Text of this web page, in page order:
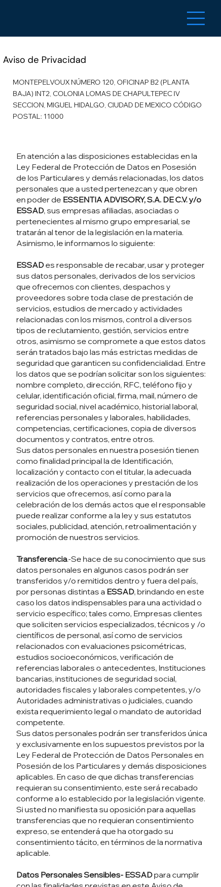
Aviso de Privacidad
MONTEPELVOUX NÚMERO 120, OFICINAP B2 (PLANTA
BAJA) INT2, COLONIA LOMAS DE CHAPULTEPEC IV
SECCION, MIGUEL HIDALGO, CIUDAD DE MEXICO CÓDIGO
POSTAL: 11000
En atención a las disposiciones establecidas en la
Ley Federal de Protección de Datos en Posesión
de los Particulares y demás relacionadas, los datos
personales que a usted pertenezcan y que obren
en poder de ESSENTIA ADVISORY, S.A. DE C.V. y/o
ESSAD, sus empresas afiliadas, asociadas o
pertenecientes al mismo grupo empresarial, se
tratarán al tenor de la legislación en la materia.
Asimismo, le informamos lo siguiente:
ESSADes responsable de recabar, usar y proteger
sus datos personales, derivados de los servicios
que ofrecemos con clientes, despachos y
proveedores sobre toda clase de prestación de
servicios, estudios de mercado y actividades
relacionadas con los mismos, control a diversos
tipos de reclutamiento, gestión, servicios entre
otros, asimismo se compromete a que estos datos
serán tratados bajo las más estrictas medidas de
seguridad que garanticen su confidencialidad. Entre
los datos que se podrían solicitar son los siguientes:
nombre completo, dirección, RFC, teléfono fijo y
celular, identificación oficial, firma, mail, número de
seguridad social, nivel académico, historial laboral,
referencias personales y laborales, habilidades,
competencias, certificaciones, copia de diversos
documentos y contratos, entre otros.
Sus datos personales en nuestra posesión tienen
como finalidad principal la de Identificación,
localización y contacto con el titular, la adecuada
realización de los operaciones y prestación de los
servicios que ofrecemos, así como para la
celebración de los demás actos que el responsable
puede realizar conforme a la ley y sus estatutos
sociales, publicidad, atención, retroalimentación y
promoción de nuestros servicios.
Transferencia.-Se hace de su conocimiento que sus
datos personales en algunos casos podrán ser
transferidos y/o remitidos dentro y fuera del país,
por personas distintas a ESSAD, brindando en este
caso los datos indispensables para una actividad o
servicio específico; tales como, Empresas clientes
que soliciten servicios especializados, técnicos y /o
científicos de personal, así como de servicios
relacionados con evaluaciones psicométricas,
estudios socioeconómicos, verificación de
referencias laborales o antecedentes, Instituciones
bancarias, instituciones de seguridad social,
autoridades fiscales y laborales competentes, y/o
Autoridades administrativas o judiciales, cuando
exista requerimiento legal o mandato de autoridad
competente.
Sus datos personales podrán ser transferidos única
y exclusivamente en los supuestos previstos por la
Ley Federal de Protección de Datos Personales en
Posesión de los Particulares y demás disposiciones
aplicables. En caso de que dichas transferencias
requieran su consentimiento, este será recabado
conforme a lo establecido por la legislación vigente.
Si usted no manifiesta su oposición para aquellas
transferencias que no requieran consentimiento
expreso, se entenderá que ha otorgado su
consentimiento tácito, en términos de la normativa
aplicable.
Datos Personales Sensibles- ESSADpara cumplir